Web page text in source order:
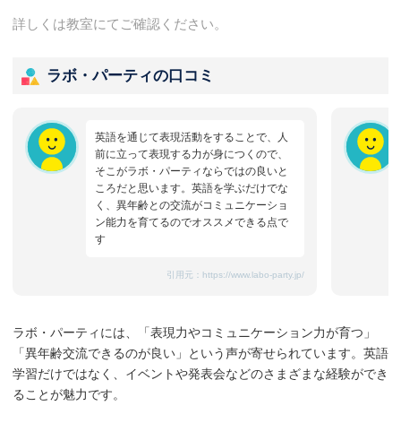
詳しくは教室にてご確認ください。
ラボ・パーティの口コミ
英語を通じて表現活動をすることで、人
前に立って表現する力が身につくので、
そこがラボ・パーティならではの良いと
ころだと思います。英語を学ぶだけでな
く、異年齢との交流がコミュニケーショ
ン能力を育てるのでオススメできる点で
す
引用元： https://www.labo-party.jp/
ラボ・パーティには、「表現力やコミュニケーション力が育つ」
「異年齢交流できるのが良い」という声が寄せられています。英語
学習だけではなく、イベントや発表会などのさまざまな経験ができ
ることが魅力です。